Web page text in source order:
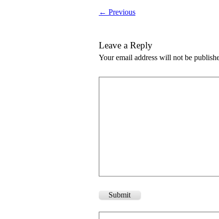
← Previous
Leave a Reply
Your email address will not be
Submit